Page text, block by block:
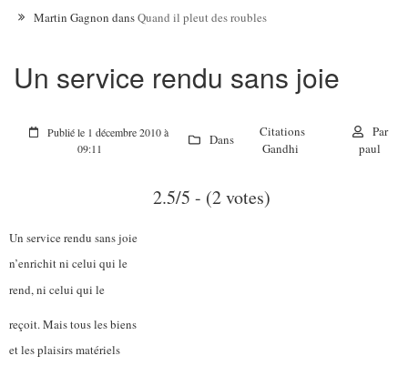
Martin Gagnon dansQuand il pleut des roubles
Un service rendu sans joie
Publié le 1 décembre 2010 à
09:11
Dans
Citations
Gandhi
Par
paul
2.5/5 - (2 votes)
Un service rendu sans joie
n’enrichit ni celui qui le
rend, ni celui qui le
reçoit. Mais tous les biens
et les plaisirs matériels